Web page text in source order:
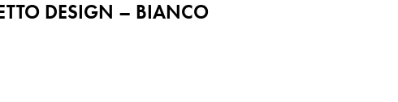
DESIGN – BIANCO